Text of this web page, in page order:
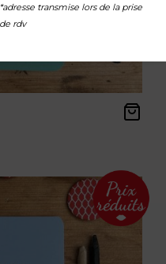
*adresse transmise lors de la prise
de rdv